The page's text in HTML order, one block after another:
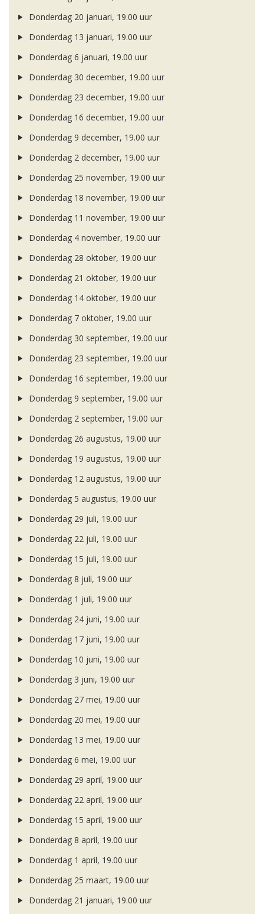
Donderdag 20 januari, 19.00 uur
Donderdag 13 januari, 19.00 uur
Donderdag 6 januari, 19.00 uur
Donderdag 30 december, 19.00 uur
Donderdag 23 december, 19.00 uur
Donderdag 16 december, 19.00 uur
Donderdag 9 december, 19.00 uur
Donderdag 2 december, 19.00 uur
Donderdag 25 november, 19.00 uur
Donderdag 18 november, 19.00 uur
Donderdag 11 november, 19.00 uur
Donderdag 4 november, 19.00 uur
Donderdag 28 oktober, 19.00 uur
Donderdag 21 oktober, 19.00 uur
Donderdag 14 oktober, 19.00 uur
Donderdag 7 oktober, 19.00 uur
Donderdag 30 september, 19.00 uur
Donderdag 23 september, 19.00 uur
Donderdag 16 september, 19.00 uur
Donderdag 9 september, 19.00 uur
Donderdag 2 september, 19.00 uur
Donderdag 26 augustus, 19.00 uur
Donderdag 19 augustus, 19.00 uur
Donderdag 12 augustus, 19.00 uur
Donderdag 5 augustus, 19.00 uur
Donderdag 29 juli, 19.00 uur
Donderdag 22 juli, 19.00 uur
Donderdag 15 juli, 19.00 uur
Donderdag 8 juli, 19.00 uur
Donderdag 1 juli, 19.00 uur
Donderdag 24 juni, 19.00 uur
Donderdag 17 juni, 19.00 uur
Donderdag 10 juni, 19.00 uur
Donderdag 3 juni, 19.00 uur
Donderdag 27 mei, 19.00 uur
Donderdag 20 mei, 19.00 uur
Donderdag 13 mei, 19.00 uur
Donderdag 6 mei, 19.00 uur
Donderdag 29 april, 19.00 uur
Donderdag 22 april, 19.00 uur
Donderdag 15 april, 19.00 uur
Donderdag 8 april, 19.00 uur
Donderdag 1 april, 19.00 uur
Donderdag 25 maart, 19.00 uur
Donderdag 21 januari, 19.00 uur